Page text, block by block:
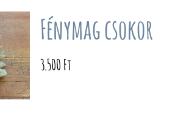
Fénymag csokor
3.500 Ft